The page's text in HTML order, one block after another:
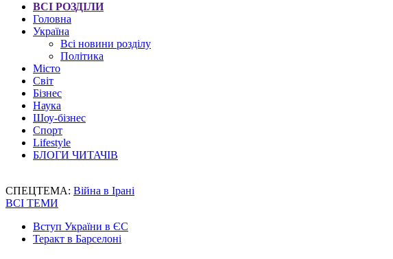
ВСІ РОЗДІЛИ
Головна
Україна
Всі новини розділу
Політика
Місто
Світ
Бізнес
Наука
Шоу-бізнес
Спорт
Lifestyle
БЛОГИ ЧИТАЧІВ
СПЕЦТЕМА: Війна в Ірані
ВСІ ТЕМИ
Вступ України в ЄС
Теракт в Барселоні